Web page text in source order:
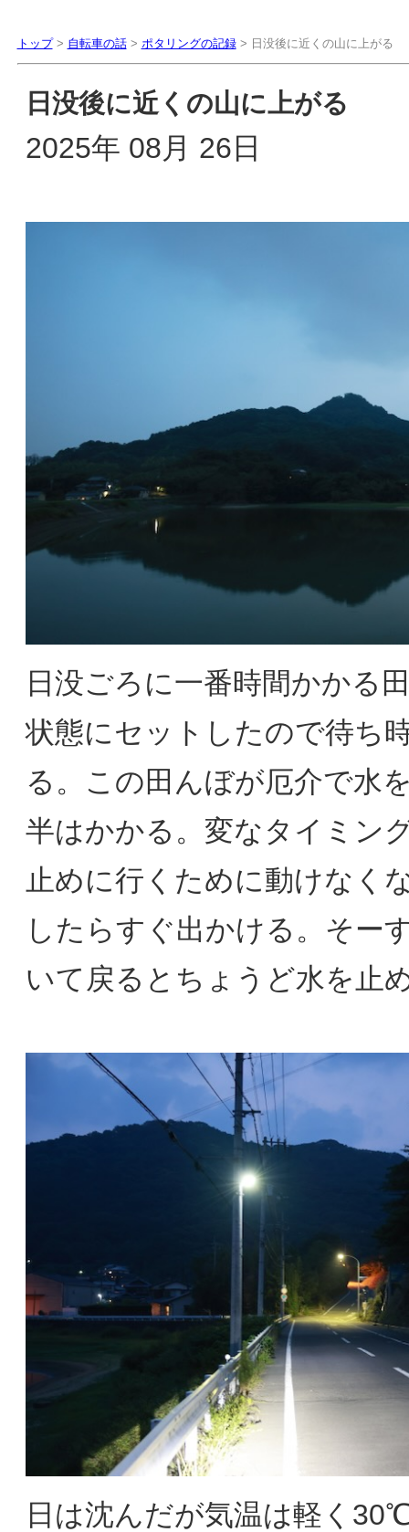
トップ> 自転車の話> ポタリングの記録> 日没後に近くの山に上がる
日没後に近くの山に上がる
2025年 08月 26日
日没ごろに一番時間かかる
状態にセットしたので待ち
る。この田んぼが厄介で水
半はかかる。変なタイミン
止めに行くために動けなく
したらすぐ出かける。そー
いて戻るとちょうど水を止
日は沈んだが気温は軽く